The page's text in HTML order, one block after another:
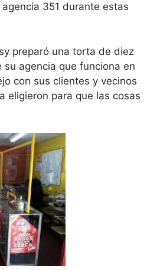
351 durante estas
preparó una torta de diez
agencia que funciona en
con sus clientes y vecinos
eligieron para que las cosas